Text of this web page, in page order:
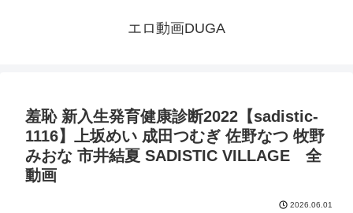
エロ動画DUGA
羞恥 新入生発育健康診断2022【sadistic-
1116】上坂めい 成田つむぎ 佐野なつ 牧野
みおな 市井結夏 SADISTIC VILLAGE 全
動画
2026.06.01